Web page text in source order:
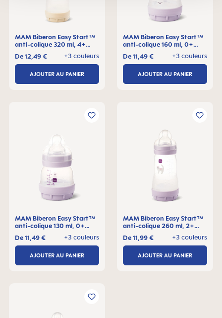
MAM Biberon Easy Start™
anti-colique 320 ml, 4+
+3 couleurs
De12,49 €
AJOUTER AU PANIER
MAM Biberon Easy Start™
anti-colique 160 ml, 0+
+3 couleurs
De11,49 €
AJOUTER AU PANIER
MAM Biberon Easy Start™
anti-colique 130 ml, 0+
+3 couleurs
De11,49 €
AJOUTER AU PANIER
MAM Biberon Easy Start™
anti-colique 260 ml, 2+
+3 couleurs
De11,99 €
AJOUTER AU PANIER